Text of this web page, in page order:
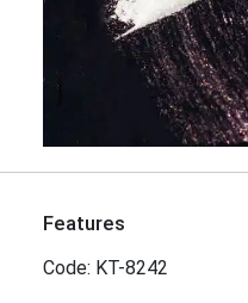
Features
Code: KT-8242